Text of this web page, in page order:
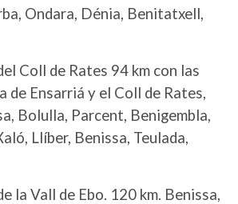
Ondara, Dénia, Benitatxell,
Coll de Rates 94 km con las
de Ensarriá y el Coll de Rates,
Bolulla, Parcent, Benigembla,
Llíber, Benissa, Teulada,
la Vall de Ebo. 120 km. Benissa,